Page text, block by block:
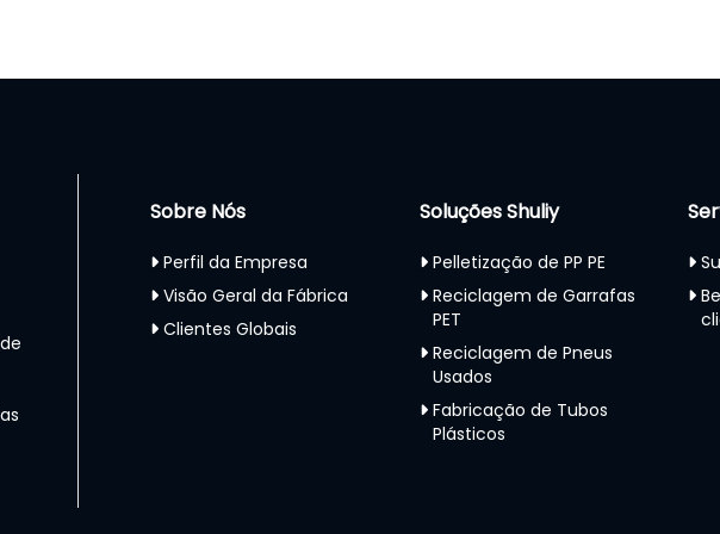
Sobre Nós
Perfil da Empresa
Visão Geral da Fábrica
Clientes Globais
Soluções Shuliy
Pelletização de PP PE
Reciclagem de Garrafas
PET
Reciclagem de Pneus
Usados
Fabricação de Tubos
Plásticos